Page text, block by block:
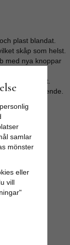
plast blandat.
skåp som helst.
med nya knoppar
resultat.
helt nytt utseende.
tillfället.
samlar
mönster
eller
vill